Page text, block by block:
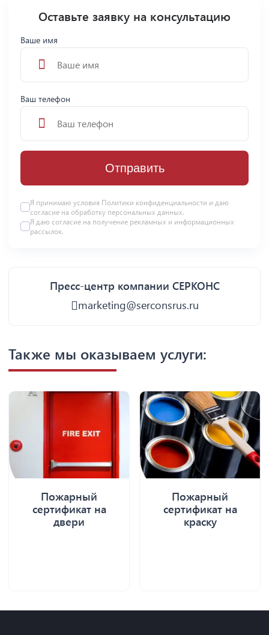
Оставьте заявку на консультацию
Ваше имя
Ваш телефон
Отправить
Я принимаю условия Политики конфиденциальности и даю
согласие на обработку персональных данных.
Я даю согласие на получение рекламных и информационных
рассылок.
Пресс-центр компании СЕРКОНС
marketing@serconsrus.ru
Также мы оказываем услуги:
Пожарный
сертификат на
двери
Пожарный
сертификат на
краску